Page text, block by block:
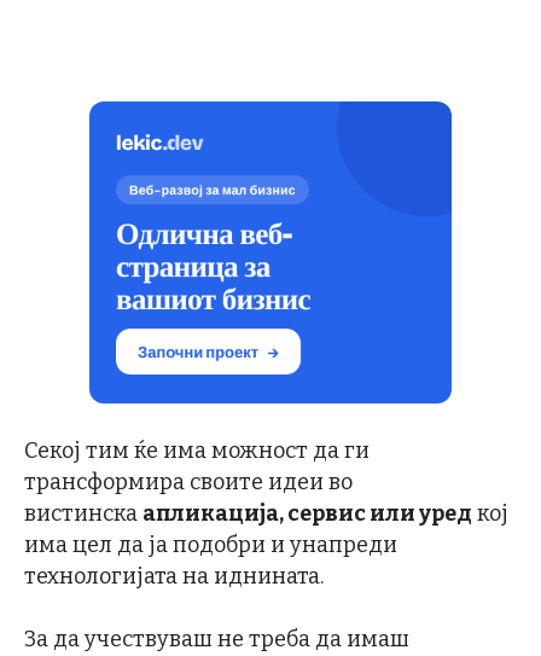
Секој тим ќе има можност да ги
трансформира своите идеи во
вистинска апликација, сервис или уред кој
има цел да ја подобри и унапреди
технологијата на иднината.
За да учествуваш не треба да имаш